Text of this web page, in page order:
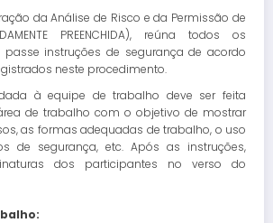
da Análise de Risco e da Permissão de
PREENCHIDA), reúna todos os
passe instruções de segurança de acordo
neste procedimento.
à equipe de trabalho deve ser feita
de trabalho com o objetivo de mostrar
as formas adequadas de trabalho, o uso
de segurança, etc. Após as instruções,
dos participantes no verso do